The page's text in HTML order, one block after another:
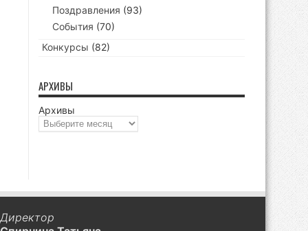
Поздравления (93)
События (70)
Конкурсы (82)
АРХИВЫ
Архивы
Директор